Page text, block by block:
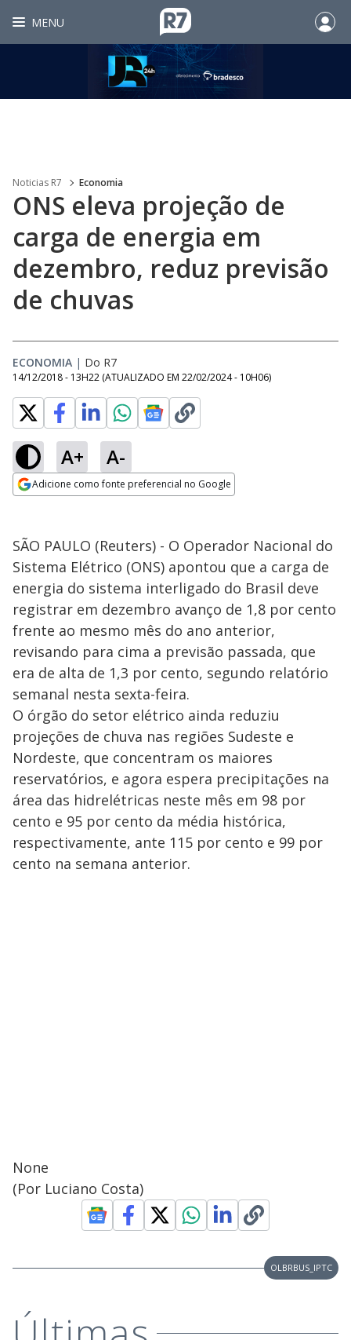
MENU
Noticias R7 Economia
ONS eleva projeção de
carga de energia em
dezembro, reduz previsão
de chuvas
ECONOMIA | Do R7
14/12/2018 - 13H22 (ATUALIZADO EM 22/02/2024 - 10H06)
A+ A-
Adicione como fonte preferencial no Google
SÃO PAULO (Reuters) - O Operador Nacional do
Sistema Elétrico (ONS) apontou que a carga de
energia do sistema interligado do Brasil deve
registrar em dezembro avanço de 1,8 por cento
frente ao mesmo mês do ano anterior,
revisando para cima a previsão passada, que
era de alta de 1,3 por cento, segundo relatório
semanal nesta sexta-feira.
O órgão do setor elétrico ainda reduziu
projeções de chuva nas regiões Sudeste e
Nordeste, que concentram os maiores
reservatórios, e agora espera precipitações na
área das hidrelétricas neste mês em 98 por
cento e 95 por cento da média histórica,
respectivamente, ante 115 por cento e 99 por
cento na semana anterior.
None
(Por Luciano Costa)
OLBRBUS_IPTC